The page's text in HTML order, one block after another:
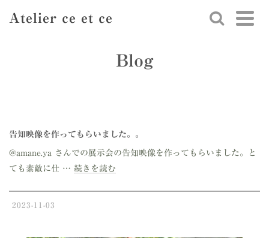
Atelier ce et ce
Blog
告知映像を作ってもらいました。。
@amane.ya さんでの展示会の告知映像を作ってもらいました。と
ても素敵に仕 … 続きを読む
2023-11-03